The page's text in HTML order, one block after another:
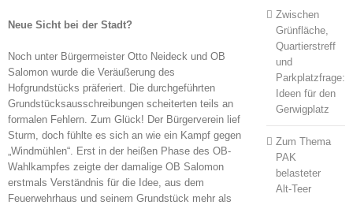
Neue Sicht bei der Stadt?
Noch unter Bürgermeister Otto Neideck und OB
Salomon wurde die Veräußerung des
Hofgrundstücks präferiert. Die durchgeführten
Grundstücksausschreibungen scheiterten teils an
formalen Fehlern. Zum Glück! Der Bürgerverein lief
Sturm, doch fühlte es sich an wie ein Kampf gegen
„Windmühlen“. Erst in der heißen Phase des OB-
Wahlkampfes zeigte der damalige OB Salomon
erstmals Verständnis für die Idee, aus dem
Feuerwehrhaus und seinem Grundstück mehr als
Zwischen
Grünfläche,
Quartierstreff
und
Parkplatzfrage:
Ideen für den
Gerwigplatz
Zum Thema
PAK
belasteter
Alt-Teer